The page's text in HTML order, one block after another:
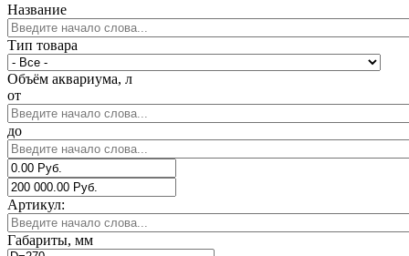
Название
Тип товара
Объём аквариума, л
от
до
Артикул:
Габариты, мм